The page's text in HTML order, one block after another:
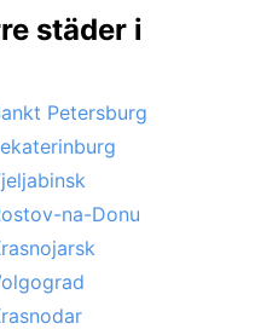
staden under höst
Monsoon eller
är
från industri till skog,
städer i
Petersburg
na-Donu